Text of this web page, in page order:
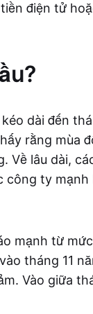
điện tử
dài đến
rằng mùa
Về lâu dài,
công ty mạnh
mạnh từ
tháng 11
Vào giữa